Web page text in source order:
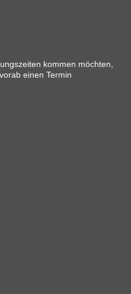
kommen möchten,
einen Termin